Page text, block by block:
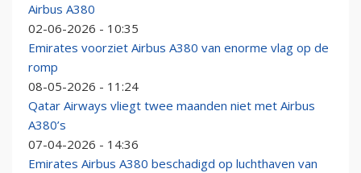
Airbus A380
02-06-2026 - 10:35
Emirates voorziet Airbus A380 van enorme vlag op de
romp
08-05-2026 - 11:24
Qatar Airways vliegt twee maanden niet met Airbus
A380’s
07-04-2026 - 14:36
Emirates Airbus A380 beschadigd op luchthaven van